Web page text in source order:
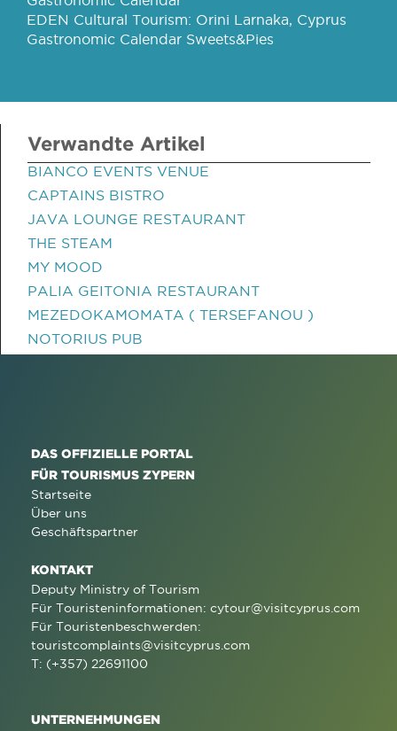
EDEN Cultural Tourism: Orini Larnaka, Cyprus
Gastronomic Calendar Sweets&Pies
Verwandte Artikel
BIANCO EVENTS VENUE
CAPTAINS BISTRO
JAVA LOUNGE RESTAURANT
THE STEAM
MY MOOD
PALIA GEITONIA RESTAURANT
MEZEDOKAMOMATA ( TERSEFANOU )
NOTORIUS PUB
DAS OFFIZIELLE PORTAL
FÜR TOURISMUS ZYPERN
Startseite
Über uns
Geschäftspartner
KONTAKT
Deputy Ministry of Tourism
Für Touristeninformationen: cytour@visitcyprus.com
Für Touristenbeschwerden:
touristcomplaints@visitcyprus.com
T: (+357) 22691100
UNTERNEHMUNGEN